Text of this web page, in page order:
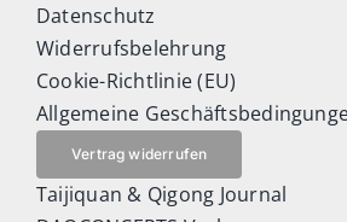
Datenschutz
Widerrufsbelehrung
Cookie-Richtlinie (EU)
Allgemeine
Vertrag widerrufen
Taijiquan & Qigong Journal